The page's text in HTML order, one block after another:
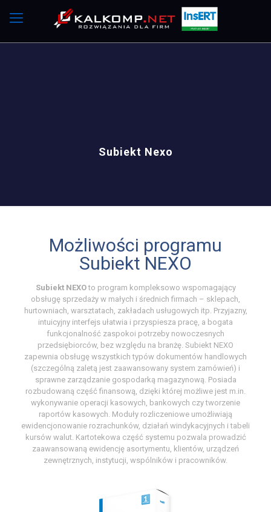
Subiekt Nexo
Możliwości programu
Subiekt NEXO
Subiekt NEXOto program kompleksowo wspomagający
obsługę sprzedaży w małych i średnich firmach – sklepach,
hurtowniach, warsztatach, zakładach usługowych itp. Przyjazny,
intuicyjny interfejs ułatwia i przyspiesza pracę, a bogata
funkcjonalność zaspokoi potrzeby nowoczesnych
przedsiębiorców, bez względu na branżę. Subiekt NEXO
zapewnia obsługę wszystkich typów dokumentów handlowych
(szczególną zaletą jest zaawansowany system zamówień) i
sprawne zarządzanie gospodarką magazynową. Posiada
rozbudowaną część finansową, dzięki której możliwe jest m.in.
wykonywanie operacji kasowych, bankowych czy tworzenie
raportów kasowych. Moduły rozliczeniowe umożliwiają
ewidencjonowanie rozrachunków, działań windykacyjnych i tabeli
kursów walut. Kartotekowa część systemu pozwala prowadzić
zaawansowaną ewidencję asortymentu, klientów, urządzeń
zewnętrznych, instytucji, wspólników i pracowników.